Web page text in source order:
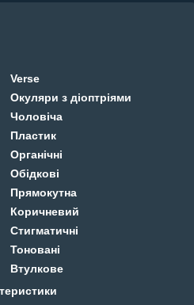
Verse
Окуляри з діоптріями
Чоловіча
Пластик
Органічні
Обідкові
Прямокутна
Коричневий
Стигматичні
Тоновані
Втулкове